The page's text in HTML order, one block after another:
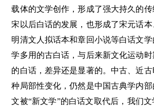
载体的文学创作，形成了强大持久的
宋以后白话的发展，也形成了宋元话本
明清文人拟话本和章回小说等白话文
学多用的古白话，与后来新文化运动
的白话，差异还是显著的。中古、近
种局部性变化，仍然是中国古典学内
文被“新文学”的白话文取代后，我们